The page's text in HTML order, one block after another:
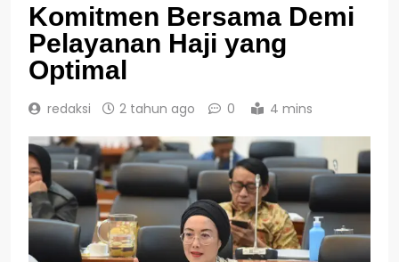
Komitmen Bersama Demi
Pelayanan Haji yang
Optimal
redaksi 2 tahun ago 0 4 mins